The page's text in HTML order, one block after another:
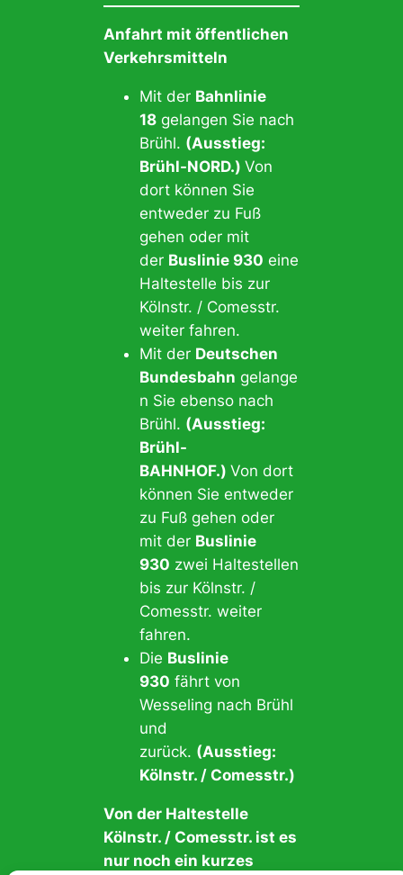
Anfahrt mit öffentlichen
Verkehrsmitteln
Mit der Bahnlinie
18 gelangen Sie nach
Brühl. (Ausstieg:
Brühl-NORD.)Von
dort können Sie
entweder zu Fuß
gehen oder mit
der Buslinie 930 eine
Haltestelle bis zur
Kölnstr. / Comesstr.
weiter fahren.
Mit der Deutschen
Bundesbahn gelange
n Sie ebenso nach
Brühl. (Ausstieg:
Brühl-
BAHNHOF.)Von dort
können Sie entweder
zu Fuß gehen oder
mit der Buslinie
930 zwei Haltestellen
bis zur Kölnstr. /
Comesstr. weiter
fahren.
Die Buslinie
930 fährt von
Wesseling nach Brühl
und
zurück. (Ausstieg:
Kölnstr. / Comesstr.)
Von der Haltestelle
Kölnstr. / Comesstr. ist es
nur noch ein kurzes